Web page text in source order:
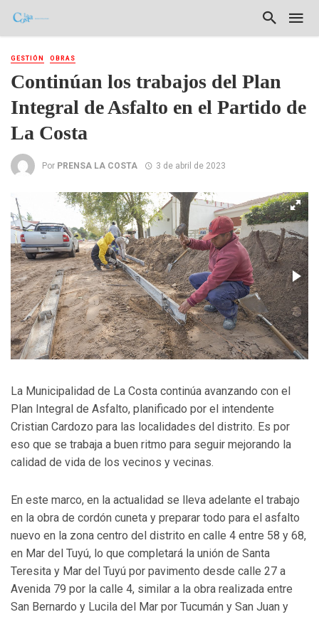
GESTIÓN OBRAS
Continúan los trabajos del Plan
Integral de Asfalto en el Partido de
La Costa
Por PRENSA LA COSTA 3 de abril de 2023
La Municipalidad de La Costa continúa avanzando con el
Plan Integral de Asfalto, planificado por el intendente
Cristian Cardozo para las localidades del distrito. Es por
eso que se trabaja a buen ritmo para seguir mejorando la
calidad de vida de los vecinos y vecinas.
En este marco, en la actualidad se lleva adelante el trabajo
en la obra de cordón cuneta y preparar todo para el asfalto
nuevo en la zona centro del distrito en calle 4 entre 58 y 68,
en Mar del Tuyú, lo que completará la unión de Santa
Teresita y Mar del Tuyú por pavimento desde calle 27 a
Avenida 79 por la calle 4, similar a la obra realizada entre
San Bernardo y Lucila del Mar por Tucumán y San Juan y